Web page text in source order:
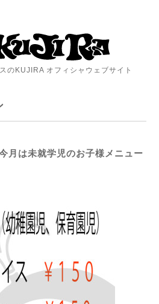
のKUJIRA オフィシャウェブサイト
月は未就学児のお子様メニュー